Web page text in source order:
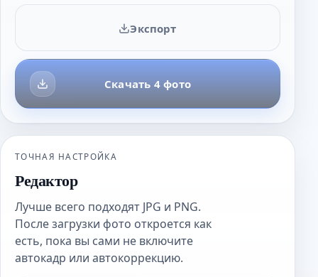
Скачать 4 фото
Экспорт
ТОЧНАЯ НАСТРОЙКА
Редактор
Лучше всего подходят JPG и PNG.
После загрузки фото откроется как
есть, пока вы сами не включите
автокадр или автокоррекцию.